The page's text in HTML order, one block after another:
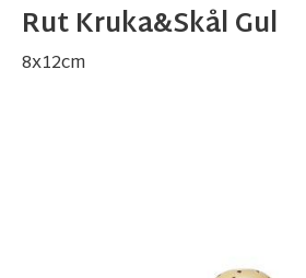
Rut Kruka&Skål Gul
8x12cm